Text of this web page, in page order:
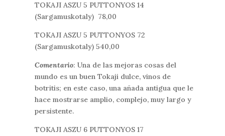
TOKAJI ASZU 5 PUTTONYOS 14
(Sargamuskotaly) 78,00
TOKAJI ASZU 5 PUTTONYOS 72
(Sargamuskotaly) 540,00
Comentario: Una de las mejoras cosas del
mundo es un buen Tokaji dulce, vinos de
botritis; en este caso, una añada antigua que le
hace mostrarse amplio, complejo, muy largo y
persistente.
TOKAJI ASZU 6 PUTTONYOS 17